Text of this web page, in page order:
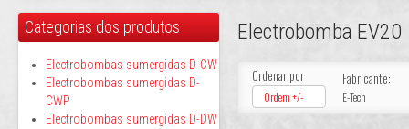
Electrobomba EV20
Ordenar por
Ordem +/-
Fabricante:
E-Tech
Categorias dos produtos
Electrobombas sumergidas D-CW
Electrobombas sumergidas D-
CWP
Electrobombas sumergidas D-DW